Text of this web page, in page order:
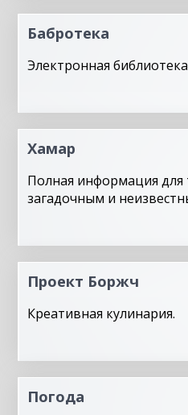
Бабротека
Электронная
Хамар
Полная информация для
загадочным и
Проект Боржч
Креативная кулинария.
Погода